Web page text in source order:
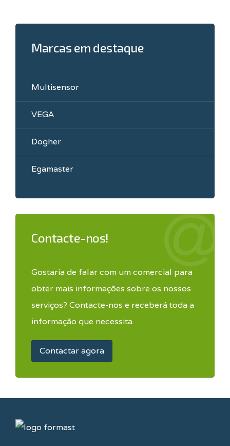
Marcas em destaque
Multisensor
VEGA
Dogher
Egamaster
Contacte-nos!
Gostaria de falar com um comercial para
obter mais informações sobre os nossos
serviços? Contacte-nos e receberá toda a
informação que necessita.
Contactar agora